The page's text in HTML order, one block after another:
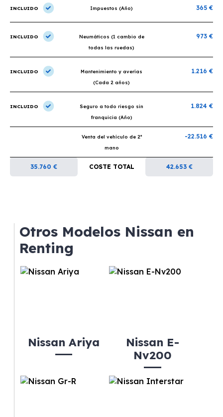
INCLUIDO Impuestos (Año) 365 €
INCLUIDO
Neumáticos (1 cambio de
todas las ruedas)
973 €
INCLUIDO
Mantenimiento y averías
(Cada 2 años)
1.216 €
INCLUIDO
Seguro a todo riesgo sin
franquicia (Año)
1.824 €
Venta del vehículo de 2ª
mano
-22.516 €
35.760 € COSTE TOTAL 42.653 €
Otros Modelos Nissan en
Renting
Nissan Ariya
Nissan E-
Nv200